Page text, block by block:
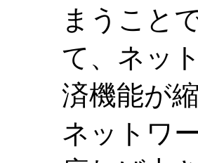
まうこと
て、ネッ
済機能が
ネットワ